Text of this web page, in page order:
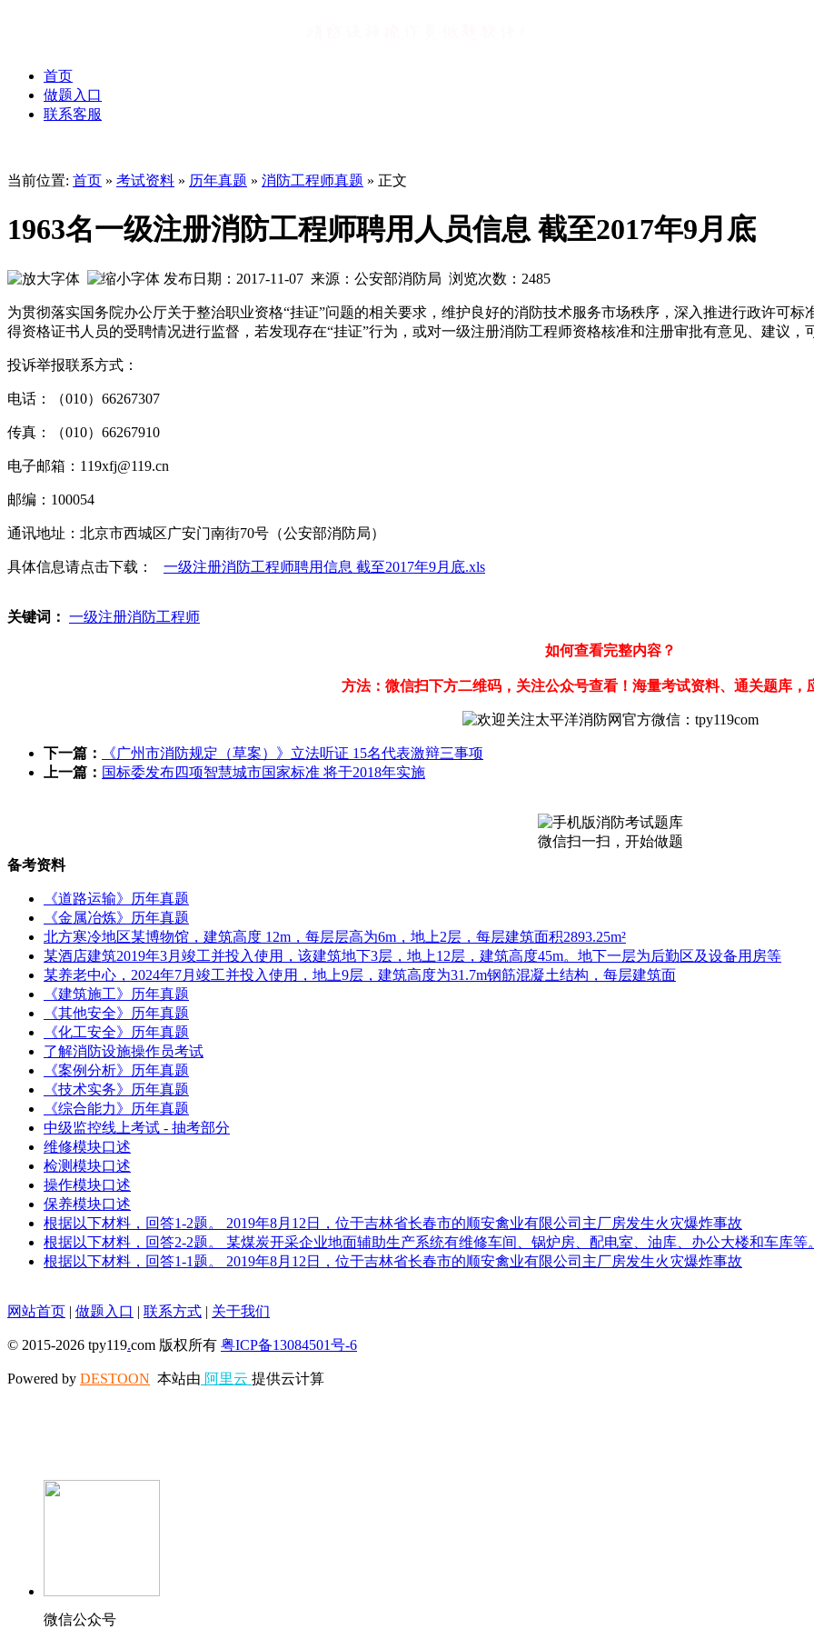
首页
做题入口
联系客服
当前位置: 首页 » 考试资料 » 历年真题 » 消防工程师真题 » 正文
1963名一级注册消防工程师聘用人员信息 截至2017年9月底
发布日期：2017-11-07 来源：公安部消防局 浏览次数： 2485
为贯彻落实国务院办公厅关于整治职业资格“挂证”问题的相关要求，维护良好的消防技术服务市场秩序，深入推进行政许可
得资格证书人员的受聘情况进行监督，若发现存在“挂证”行为，或对一级注册消防工程师资格核准和注册审批有意见、建议，
投诉举报联系方式：
电话：（010）66267307
传真：（010）66267910
电子邮箱：119xfj@119.cn
邮编：100054
通讯地址：北京市西城区广安门南街70号（公安部消防局）
具体信息请点击下载： 一级注册消防工程师聘用信息 截至2017年9月底.xls
关键词： 一级注册消防工程师
如何查看完整内容？
方法：微信扫下方二维码，关注公众号查看！海量考试资料、通关题库，
下一篇：
《广州市消防规定（草案）》立法听证 15名代表激辩三事项
上一篇： 国标委发布四项智慧城市国家标准 将于2018年实施
微信扫一扫，开始做题
备考资料
《道路运输》历年真题
《金属冶炼》历年真题
北方寒冷地区某博物馆，建筑高度 12m，每层层高为6m，地上2层，每层建筑面积2893.25m²
某酒店建筑2019年3月竣工并投入使用，该建筑地下3层，地上12层，建筑高度45m。地下一层为后勤区及设备用房等
某养老中心，2024年7月竣工并投入使用，地上9层，建筑高度为31.7m钢筋混凝土结构，每层建筑面
《建筑施工》历年真题
《其他安全》历年真题
《化工安全》历年真题
了解消防设施操作员考试
《案例分析》历年真题
《技术实务》历年真题
《综合能力》历年真题
中级监控线上考试 - 抽考部分
维修模块口述
检测模块口述
操作模块口述
保养模块口述
根据以下材料，回答1-2题。 2019年8月12日，位于吉林省长春市的顺安禽业有限公司主厂房发生火灾爆炸事故
根据以下材料，回答2-2题。 某煤炭开采企业地面辅助生产系统有维修车间、锅炉房、配电室、油库、办公大楼和车库等。
根据以下材料，回答1-1题。 2019年8月12日，位于吉林省长春市的顺安禽业有限公司主厂房发生火灾爆炸事故
网站首页 | 做题入口 | 联系方式 | 关于我们
© 2015-2026 tpy119.com 版权所有 粤ICP备13084501号-6
Powered by DESTOON 本站由 阿里云 提供云计算
微信公众号